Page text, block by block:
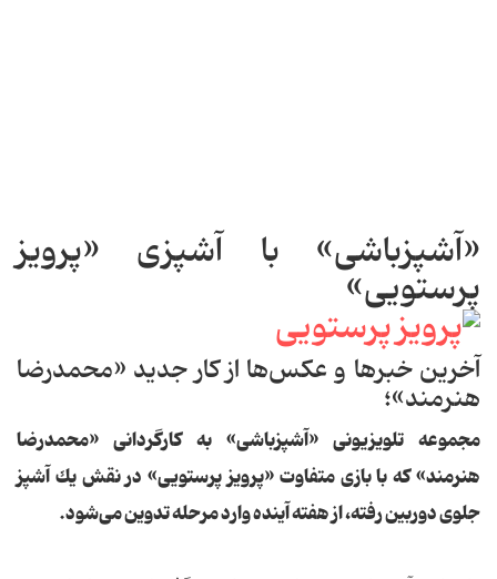
«آشپزباشی» با آشپزی «پرویز
پرستویی»
آخرین خبرها و عكس‌ها از كار جدید «محمدرضا
هنرمند»؛
مجموعه تلویزیونی «آشپزباشی» به كارگردانی «محمدرضا
هنرمند» كه با بازی متفاوت «پرویز پرستویی» در نقش یك آشپز
جلوی دوربین رفته، از هفته آینده وارد مرحله تدوین می‌شود.